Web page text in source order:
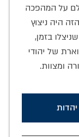
על המהפכה
היה ניצוץ
בזמן,
של יהודי
ומצוות.
יהדות